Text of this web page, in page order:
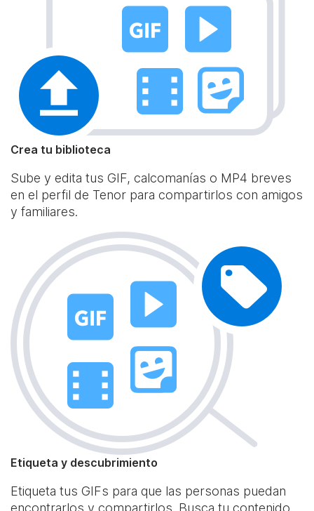
Crea tu biblioteca
Sube y edita tus GIF, calcomanías o MP4 breves
en el perfil de Tenor para compartirlos con amigos
y familiares.
Etiqueta y descubrimiento
Etiqueta tus GIFs para que las personas puedan
encontrarlos y compartirlos. Busca tu contenido